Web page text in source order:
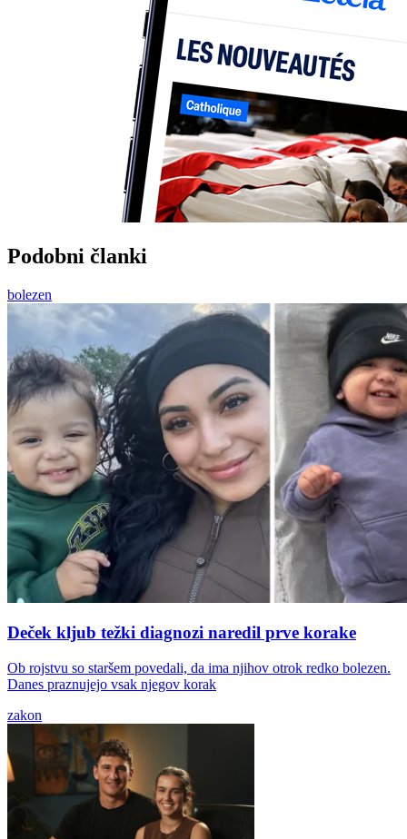
Podobni članki
bolezen
Deček kljub težki diagnozi naredil prve korake
Ob rojstvu so staršem povedali, da ima njihov otrok redko bolezen.
Danes praznujejo vsak njegov korak
zakon